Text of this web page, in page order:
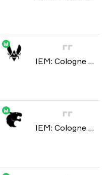
W
IEM: Cologne Major 2026
W
IEM: Cologne Major 2026